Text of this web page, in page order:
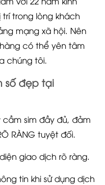
trong lòng khách
mạng xã hội. Nên
có thể yên tâm
chúng tôi.
số đẹp tại
sim đầy đủ, đảm
RÀNG tuyệt đối.
giao dịch rõ ràng.
tin khi sử dụng dịch